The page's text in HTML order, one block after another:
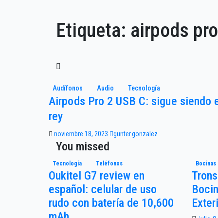
Etiqueta: airpods
Audífonos Audio Tecnología
Airpods Pro 2 USB C: sigue siendo
rey
noviembre 18, 2023 gunter.gonzalez
You missed
Tecnología Teléfonos
Oukitel G7 review en
español: celular de uso
rudo con batería de 10,600
Bocinas